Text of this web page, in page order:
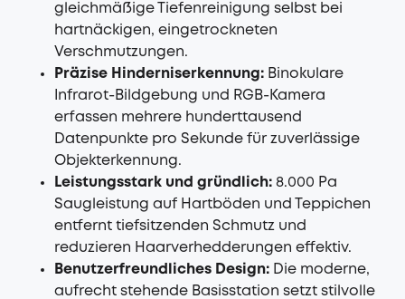
gleichmäßige Tiefenreinigung selbst bei
hartnäckigen, eingetrockneten
Verschmutzungen.
Präzise Hinderniserkennung: Binokulare
Infrarot-Bildgebung und RGB-Kamera
erfassen mehrere hunderttausend
Datenpunkte pro Sekunde für zuverlässige
Objekterkennung.
Leistungsstark und gründlich: 8.000 Pa
Saugleistung auf Hartböden und Teppichen
entfernt tiefsitzenden Schmutz und
reduzieren Haarverhedderungen effektiv.
Benutzerfreundliches Design: Die moderne,
aufrecht stehende Basisstation setzt stilvolle